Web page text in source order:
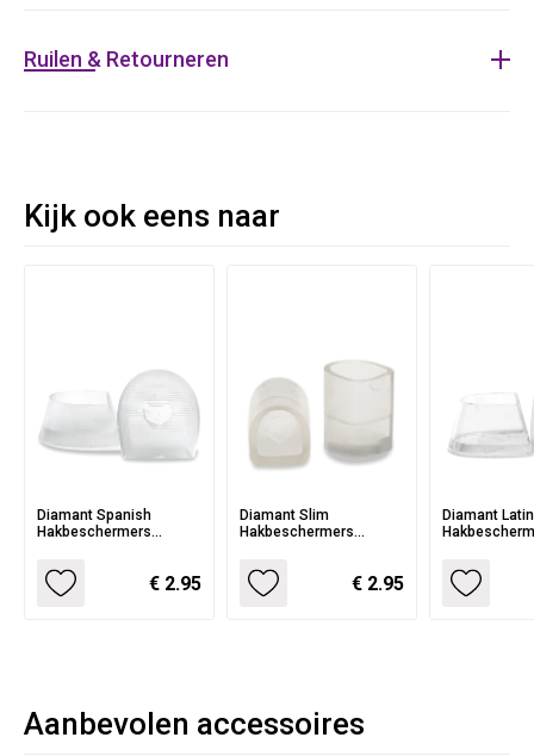
Materiaal: transparant plastic
Extra grip en stabiliteit
Ruilen & Retourneren
Kijk ook eens naar
Diamant Spanish
Hakbeschermers
€ 2.95
Diamant Slim
Hakbeschermers
€ 2.95
Diamant
Aanbevolen accessoires